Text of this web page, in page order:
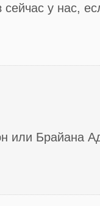
у нас,
или Брайана